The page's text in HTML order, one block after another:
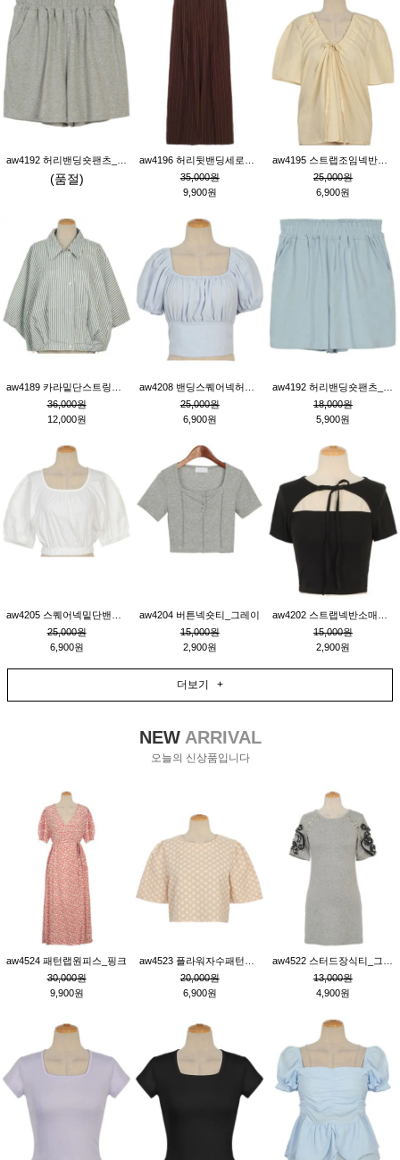
(품절)
35,000원
9,900원
25,000원
6,900원
36,000원
12,000원
25,000원
6,900원
18,000원
5,900원
25,000원
6,900원
aw4204 버튼넥숏티_그레이
15,000원
2,900원
15,000원
2,900원
더보기 +
NEWARRIVAL
오늘의 신상품입니다
aw4524 패턴랩원피스_핑크
30,000원
9,900원
20,000원
6,900원
13,000원
4,900원